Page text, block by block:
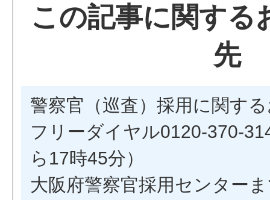
この記事に関する
先
警察官（巡査）採用に関す
フリーダイヤル0120-370-
ら17時45分）
大阪府警察官採用センター